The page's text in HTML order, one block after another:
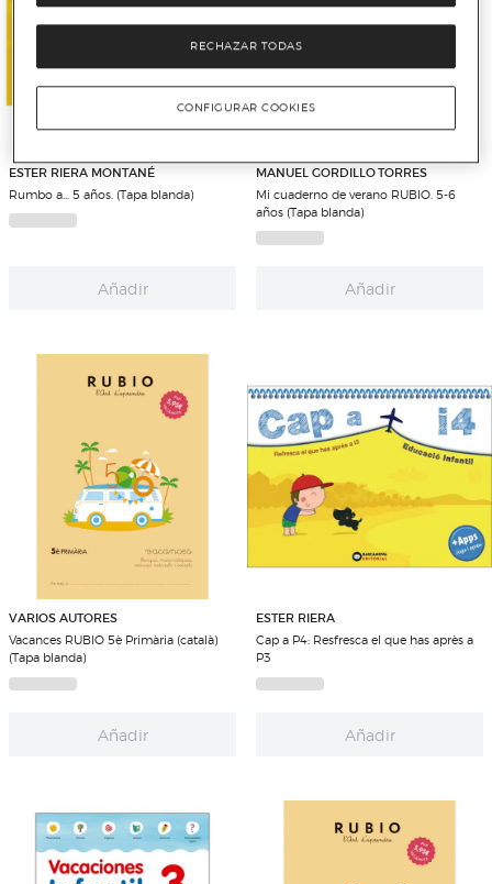
ESTER RIERA MONTANÉ
Rumbo a... 5 años. (Tapa blanda)
Añadir
MANUEL GORDILLO TORRES
Mi cuaderno de verano RUBIO. 5-6
años (Tapa blanda)
Añadir
VARIOS AUTORES
Vacances RUBIO 5è Primària (català)
(Tapa blanda)
Añadir
ESTER RIERA
Cap a P4: Resfresca el que has après a
P3
Añadir
RECHAZAR TODAS
CONFIGURAR COOKIES